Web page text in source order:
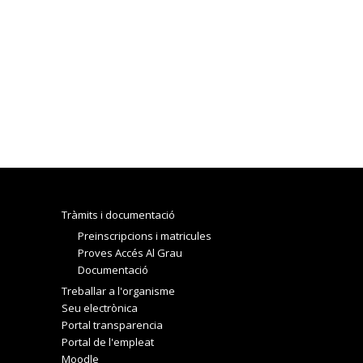
Tràmits i documentació
Preinscripcions i matricules
Proves Accés Al Grau
Documentació
Treballar a l'organisme
Seu electrònica
Portal transparencia
Portal de l'empleat
Moodle